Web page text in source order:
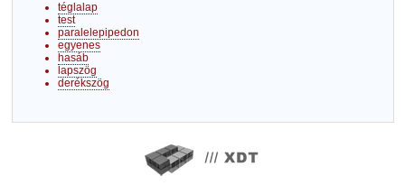
téglalap
test
paralelepipedon
egyenes
hasáb
lapszög
derékszög